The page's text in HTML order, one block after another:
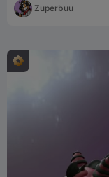
Zuperbuu